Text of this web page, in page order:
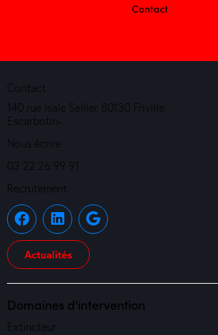
Contact
Contact
140 rue Isaïe Sellier 80130 Friville
Escarbotin-
Nous écrire
03 22 26 99 91
Recrutement
Actualités
Domaines d'intervention
Extincteur